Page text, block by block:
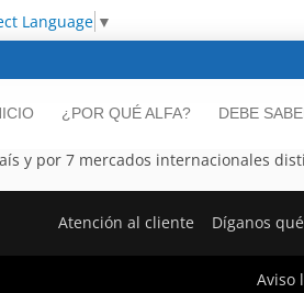
Language ▼
¿POR QUÉ ALFA? DEBE
y por 7 mercados internacionales
Atención al cliente Díganos
Aviso